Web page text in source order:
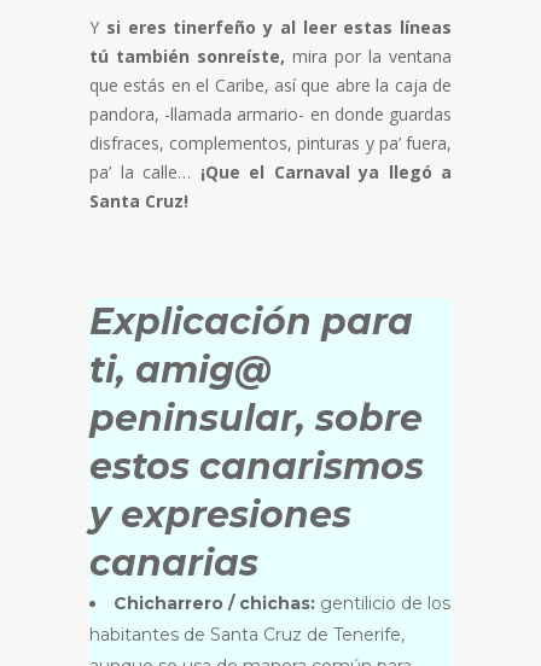
Y si eres tinerfeño y al leer estas líneas
tú también sonreíste, mira por la ventana
que estás en el Caribe, así que abre la caja de
pandora, -llamada armario- en donde guardas
disfraces, complementos, pinturas y pa’ fuera,
pa’ la calle… ¡Que el Carnaval ya llegó a
Santa Cruz!
Explicación para
ti, amig@
peninsular, sobre
estos canarismos
y expresiones
canarias
Chicharrero / chichas: gentilicio de los
habitantes de Santa Cruz de Tenerife,